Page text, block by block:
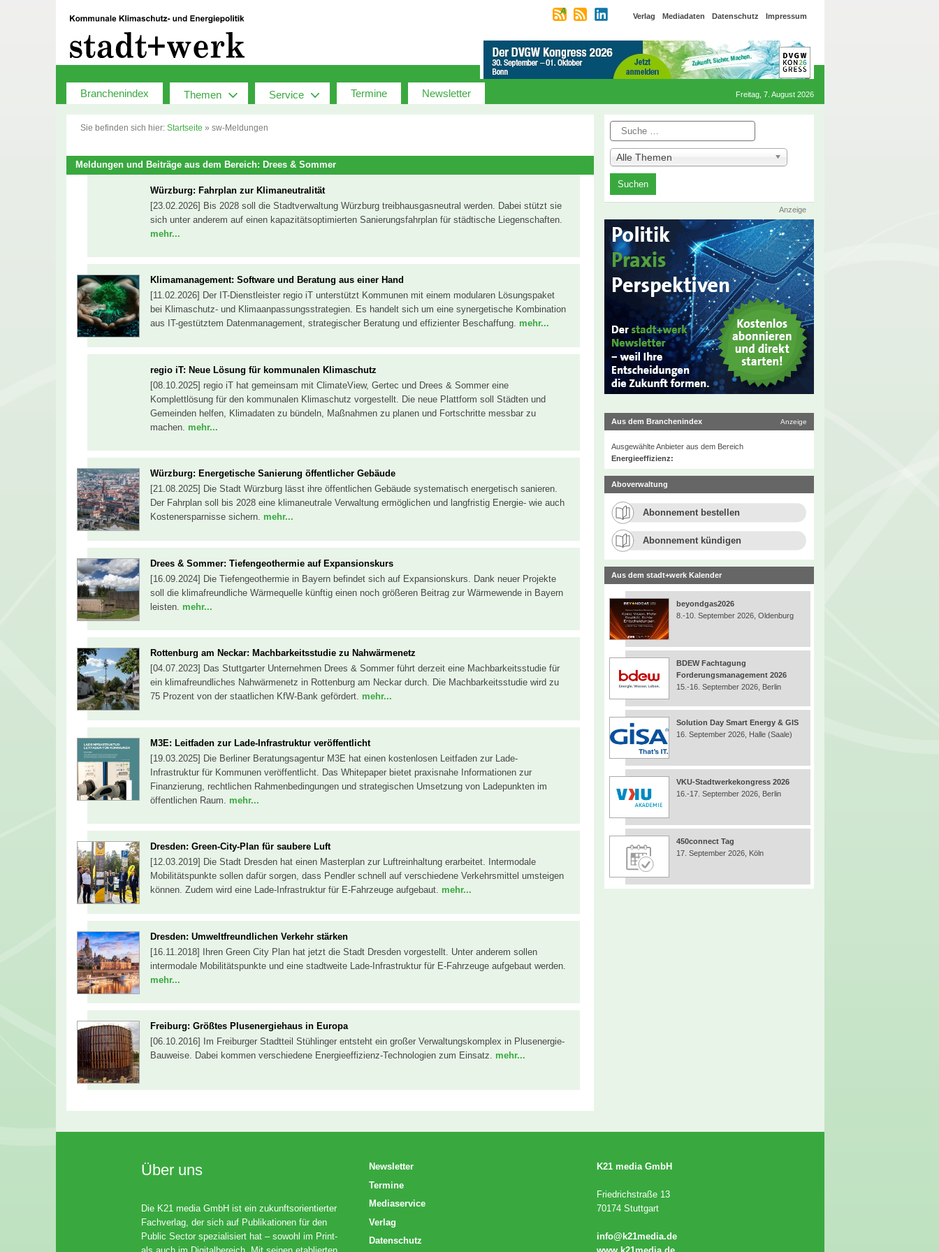
Verlag Mediadaten Datenschutz Impressum
Branchenindex Themen Service Termine Newsletter Freitag, 7. August 2026
Sie befinden sich hier: Startseite » sw-Meldungen
Meldungen und Beiträge aus dem Bereich: Drees & Sommer
Würzburg: Fahrplan zur ­Klimaneutralität
[23.02.2026] Bis 2028 soll die Stadtverwaltung Würzburg treibhausgasneutral werden. Dabei stützt sie
sich unter anderem auf einen kapazitätsoptimierten Sanierungsfahrplan für städtische Liegenschaften.
mehr...
Klimamanagement: Software und Beratung aus einer Hand
[11.02.2026] Der IT-Dienstleister regio iT unterstützt Kommunen mit einem modularen Lösungspaket
bei Klimaschutz- und Klimaanpassungsstrategien. Es handelt sich um eine synergetische Kombination
aus IT-gestütztem Datenmanagement, strategischer Beratung und effizienter Beschaffung. mehr...
regio iT: Neue Lösung für kommunalen Klimaschutz
[08.10.2025] regio iT hat gemeinsam mit ClimateView, Gertec und Drees & Sommer eine
Komplettlösung für den kommunalen Klimaschutz vorgestellt. Die neue Plattform soll Städten und
Gemeinden helfen, Klimadaten zu bündeln, Maßnahmen zu planen und Fortschritte messbar zu
machen. mehr...
Würzburg: Energetische Sanierung öffentlicher Gebäude
[21.08.2025] Die Stadt Würzburg lässt ihre öffentlichen Gebäude systematisch energetisch sanieren.
Der Fahrplan soll bis 2028 eine klimaneutrale Verwaltung ermöglichen und langfristig Energie- wie auch
Kostenersparnisse sichern. mehr...
Drees & Sommer: Tiefengeothermie auf Expansionskurs
[16.09.2024] Die Tiefengeothermie in Bayern befindet sich auf Expansionskurs. Dank neuer Projekte
soll die klimafreundliche Wärmequelle künftig einen noch größeren Beitrag zur Wärmewende in Bayern
leisten. mehr...
Rottenburg am Neckar: Machbarkeitsstudie zu Nahwärmenetz
[04.07.2023] Das Stuttgarter Unternehmen Drees & Sommer führt derzeit eine Machbarkeitsstudie für
ein klimafreundliches Nahwärmenetz in Rottenburg am Neckar durch. Die Machbarkeitsstudie wird zu
75 Prozent von der staatlichen KfW-Bank gefördert. mehr...
M3E: Leitfaden zur Lade-Infrastruktur veröffentlicht
[19.03.2025] Die Berliner Beratungsagentur M3E hat einen kostenlosen Leitfaden zur Lade-
Infrastruktur für Kommunen veröffentlicht. Das Whitepaper bietet praxisnahe Informationen zur
Finanzierung, rechtlichen Rahmenbedingungen und strategischen Umsetzung von Ladepunkten im
öffentlichen Raum. mehr...
Dresden: Green-City-Plan für saubere Luft
[12.03.2019] Die Stadt Dresden hat einen Masterplan zur Luftreinhaltung erarbeitet. Intermodale
Mobilitätspunkte sollen dafür sorgen, dass Pendler schnell auf verschiedene Verkehrsmittel umsteigen
können. Zudem wird eine Lade-Infrastruktur für E-Fahrzeuge aufgebaut. mehr...
Dresden: Umweltfreundlichen Verkehr stärken
[16.11.2018] Ihren Green City Plan hat jetzt die Stadt Dresden vorgestellt. Unter anderem sollen
intermodale Mobilitätspunkte und eine stadtweite Lade-Infrastruktur für E-Fahrzeuge aufgebaut werden.
mehr...
Freiburg: Größtes Plusenergiehaus in Europa
[06.10.2016] Im Freiburger Stadtteil Stühlinger entsteht ein großer Verwaltungskomplex in Plusenergie-
Bauweise. Dabei kommen verschiedene Energieeffizienz-Technologien zum Einsatz. mehr...
Suche
Alle Themen
Anzeige
Aus dem Branchenindex Anzeige
Ausgewählte Anbieter aus dem Bereich
Energieeffizienz:
Aboverwaltung
Abonnement bestellen
Abonnement kündigen
Aus dem stadt+werk Kalender
beyondgas2026
8.-10. September 2026, Oldenburg
BDEW Fachtagung
Forderungsmanagement 2026
15.-16. September 2026, Berlin
Solution Day Smart Energy & GIS
16. September 2026, Halle (Saale)
VKU-Stadtwerkekongress 2026
16.-17. September 2026, Berlin
450connect Tag
17. September 2026, Köln
Über uns
Die K21 media GmbH ist ein zukunftsorientierter
Fachverlag, der sich auf Publikationen für den
Public Sector spezialisiert hat – sowohl im Print-
Newsletter
Termine
Mediaservice
Verlag
Datenschutz
K21 media GmbH
Friedrichstraße 13
70174 Stuttgart
info@k21media.de